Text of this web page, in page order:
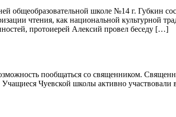
общеобразовательной школе №14 г. Губкин
чтения, как национальной культурной
протоиерей Алексий провел беседу […]
пообщаться со священником.
Чуевской школы активно